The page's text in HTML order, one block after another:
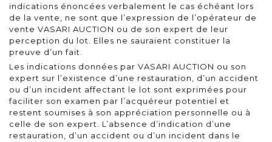
indications énoncées verbalement le cas échéant lors
de la vente, ne sont que l’expression de l’opérateur de
vente VASARI AUCTION ou de son expert de leur
perception du lot. Elles ne sauraient constituer la
preuve d’un fait.
Les indications données par VASARI AUCTION ou son
expert sur l’existence d’une restauration, d’un accident
ou d’un incident affectant le lot sont exprimées pour
faciliter son examen par l’acquéreur potentiel et
restent soumises à son appréciation personnelle ou à
celle de son expert. L’absence d’indication d’une
restauration, d’un accident ou d’un incident dans le